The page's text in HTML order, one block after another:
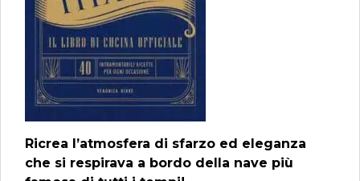
Ricrea l’atmosfera di sfarzo ed eleganza
che si respirava a bordo della nave più